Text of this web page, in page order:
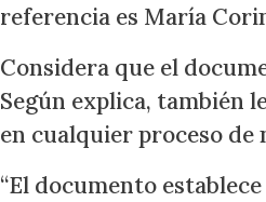
referencia es María
Considera que el
Según explica, también
en cualquier proceso de
“El documento